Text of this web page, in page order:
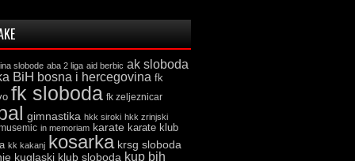
slobode aba 2 liga aid berbic ak sloboda
BiH bosna i hercegovina fk
fk sloboda fk zeljeznicar
gimnastika hkk siroki hkk zrinjski
in memoriam karate karate klub
kk kakanj kosarka krsg sloboda
kuglaski klub sloboda kup bih